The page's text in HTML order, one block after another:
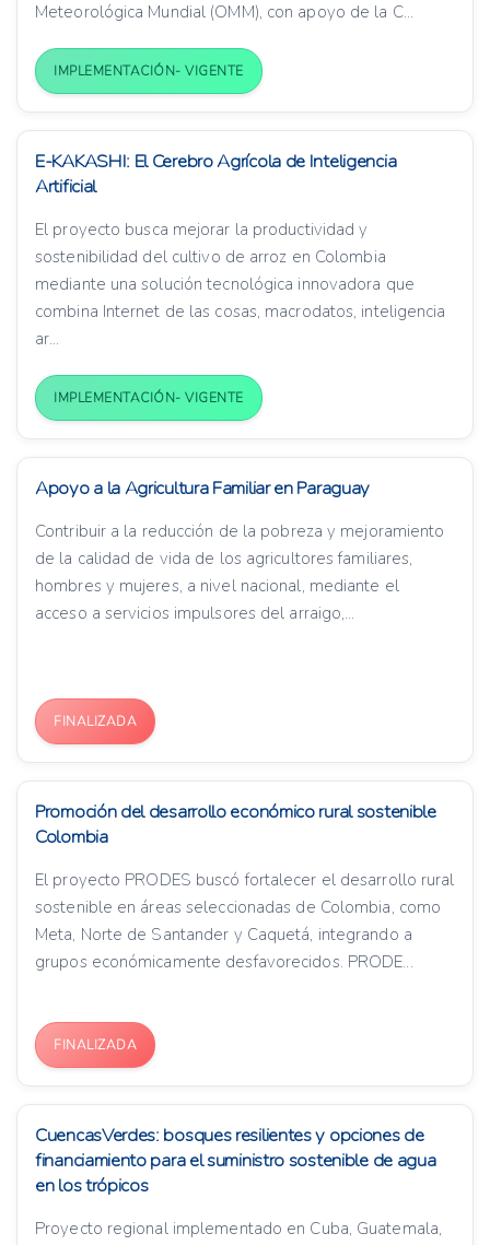
Meteorológica Mundial (OMM), con apoyo de la C...
IMPLEMENTACIÓN- VIGENTE
E-KAKASHI: El Cerebro Agrícola de Inteligencia
Artificial
El proyecto busca mejorar la productividad y
sostenibilidad del cultivo de arroz en Colombia
mediante una solución tecnológica innovadora que
combina Internet de las cosas, macrodatos, inteligencia
ar...
IMPLEMENTACIÓN- VIGENTE
Apoyo a la Agricultura Familiar en Paraguay
Contribuir a la reducción de la pobreza y mejoramiento
de la calidad de vida de los agricultores familiares,
hombres y mujeres, a nivel nacional, mediante el
acceso a servicios impulsores del arraigo,...
FINALIZADA
Promoción del desarrollo económico rural sostenible
Colombia
El proyecto PRODES buscó fortalecer el desarrollo rural
sostenible en áreas seleccionadas de Colombia, como
Meta, Norte de Santander y Caquetá, integrando a
grupos económicamente desfavorecidos. PRODE...
FINALIZADA
CuencasVerdes: bosques resilientes y opciones de
financiamiento para el suministro sostenible de agua
en los trópicos
Proyecto regional implementado en Cuba, Guatemala,